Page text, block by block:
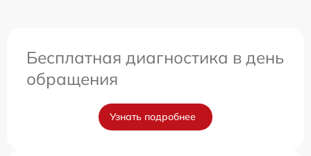
Бесплатная диагностика в день
обращения
Узнать подробнее